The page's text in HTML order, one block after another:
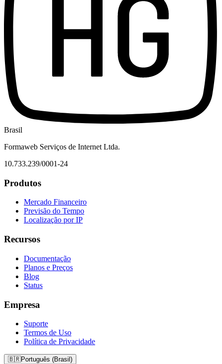
Brasil
Formaweb Serviços de Internet Ltda.
10.733.239/0001-24
Produtos
Mercado Financeiro
Previsão do Tempo
Localização por IP
Recursos
Documentação
Planos e Preços
Blog
Status
Empresa
Suporte
Termos de Uso
Política de Privacidade
🇧🇷Português (Brasil)